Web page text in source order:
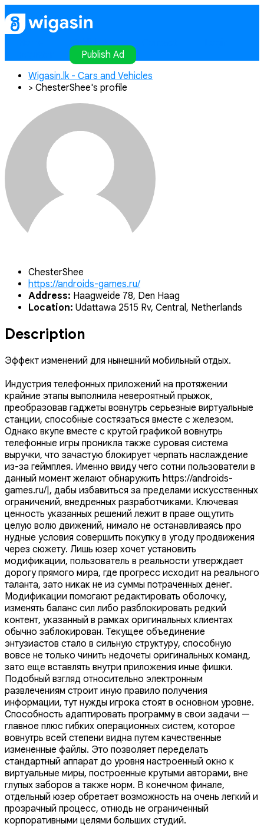
Publish Ad
Publish Ad
Wigasin.lk - Cars and Vehicles
> ChesterShee's profile
ChesterShee
https://androids-games.ru/
Address: Haagweide 78, Den Haag
Location: Udattawa 2515 Rv, Central, Netherlands
Description
Эффект изменений для нынешний мобильный отдых.
Индустрия телефонных приложений на протяжении
крайние этапы выполнила невероятный прыжок,
преобразовав гаджеты вовнутрь серьезные виртуальные
станции, способные состязаться вместе с железом.
Однако вкупе вместе с крутой графикой вовнутрь
телефонные игры проникла также суровая система
выручки, что зачастую блокирует черпать наслаждение
из-за геймплея. Именно ввиду чего сотни пользователи в
данный момент желают обнаружить https://androids-
games.ru/|, дабы избавиться за пределами искусственных
ограничений, внедренных разработчиками. Ключевая
ценность указанных решений лежит в праве ощутить
целую волю движений, нимало не останавливаясь про
нудные условия совершить покупку в угоду продвижения
через сюжету. Лишь юзер хочет установить
модификации, пользователь в реальности утверждает
дорогу прямого мира, где прогресс исходит на реального
таланта, зато никак не из суммы потраченных денег.
Модификации помогают редактировать оболочку,
изменять баланс сил либо разблокировать редкий
контент, указанный в рамках оригинальных клиентах
обычно заблокирован. Текущее объединение
энтузиастов стало в сильную структуру, способную
вовсе не только чинить недочеты оригинальных команд,
зато еще вставлять внутри приложения иные фишки.
Подобный взгляд относительно электронным
развлечениям строит иную правило получения
информации, тут нужды игрока стоят в основном уровне.
Способность адаптировать программу в свои задачи —
главное плюс гибких операционных систем, которое
вовнутрь всей степени видна путем качественные
измененные файлы. Это позволяет переделать
стандартный аппарат до уровня настроенный окно к
виртуальные миры, построенные крутыми авторами, вне
глупых заборов а также норм. В конечном финале,
отдельный юзер обретает возможность на очень легкий и
прозрачный процесс, отнюдь не ограниченный
корпоративными целями больших студий.